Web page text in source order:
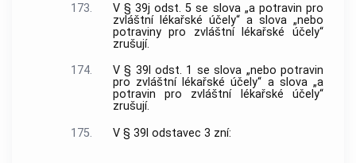
173.
V § 39j odst. 5 se slova „a potravin pro
zvláštní lékařské účely“ a slova „nebo
potraviny pro zvláštní lékařské účely“
zrušují.
174.
V § 39l odst. 1 se slova „nebo potravin
pro zvláštní lékařské účely“ a slova „a
potravin pro zvláštní lékařské účely“
zrušují.
175.
V § 39l odstavec 3 zní: